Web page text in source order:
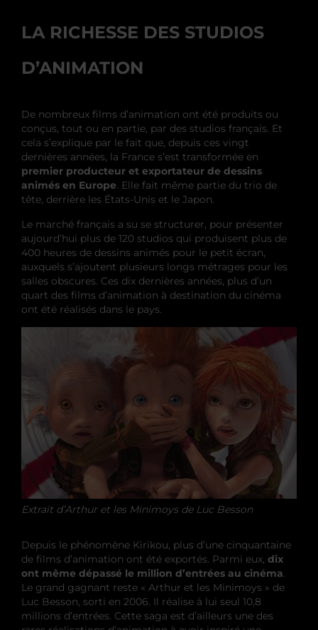
LA RICHESSE DES STUDIOS
D’ANIMATION
De nombreux films d’animation ont été produits ou
conçus, tout ou en partie, par des studios français. Et
cela s’explique par le fait que, depuis ces vingt
dernières années, la France s’est transformée en
premier producteur et exportateur de dessins
animés en Europe . Elle fait même partie du trio de
tête, derrière les États-Unis et le Japon.
Le marché français a su se structurer, pour présenter
aujourd’hui plus de 120 studios qui produisent plus de
400 heures de dessins animés pour le petit écran,
auxquels s’ajoutent plusieurs longs métrages pour les
salles obscures. Ces dix dernières années, plus d’un
quart des films d’animation à destination du cinéma
ont été réalisés dans le pays.
Extrait d’Arthur et les Minimoys de Luc Besson
Depuis le phénomène Kirikou, plus d’une cinquantaine
de films d’animation ont été exportés. Parmi eux, dix
ont même dépassé le million d’entrées au cinéma.
Le grand gagnant reste « Arthur et les Minimoys » de
Luc Besson, sorti en 2006. Il réalise à lui seul 10,8
millions d’entrées. Cette saga est d’ailleurs une des